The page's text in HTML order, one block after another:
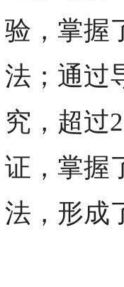
验，掌握
法；通过
究，超过
证，掌握
法，形成